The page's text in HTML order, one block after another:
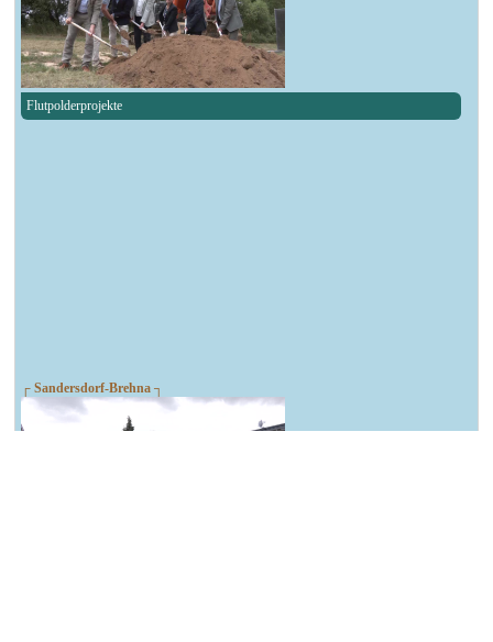
Flutpolderprojekte
┌ Sandersdorf-Brehna ┐